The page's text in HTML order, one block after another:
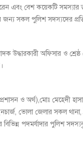
এবং বেশ কয়েকটি সমস্যার
জন্য সকল পুলিশ সদস্যদের
উদ্ধারকারী অফিসার ও
ও অর্থ),মোঃ মেহেদী
ভোলা জেলার সকল
পদমর্যাদার পুলিশ